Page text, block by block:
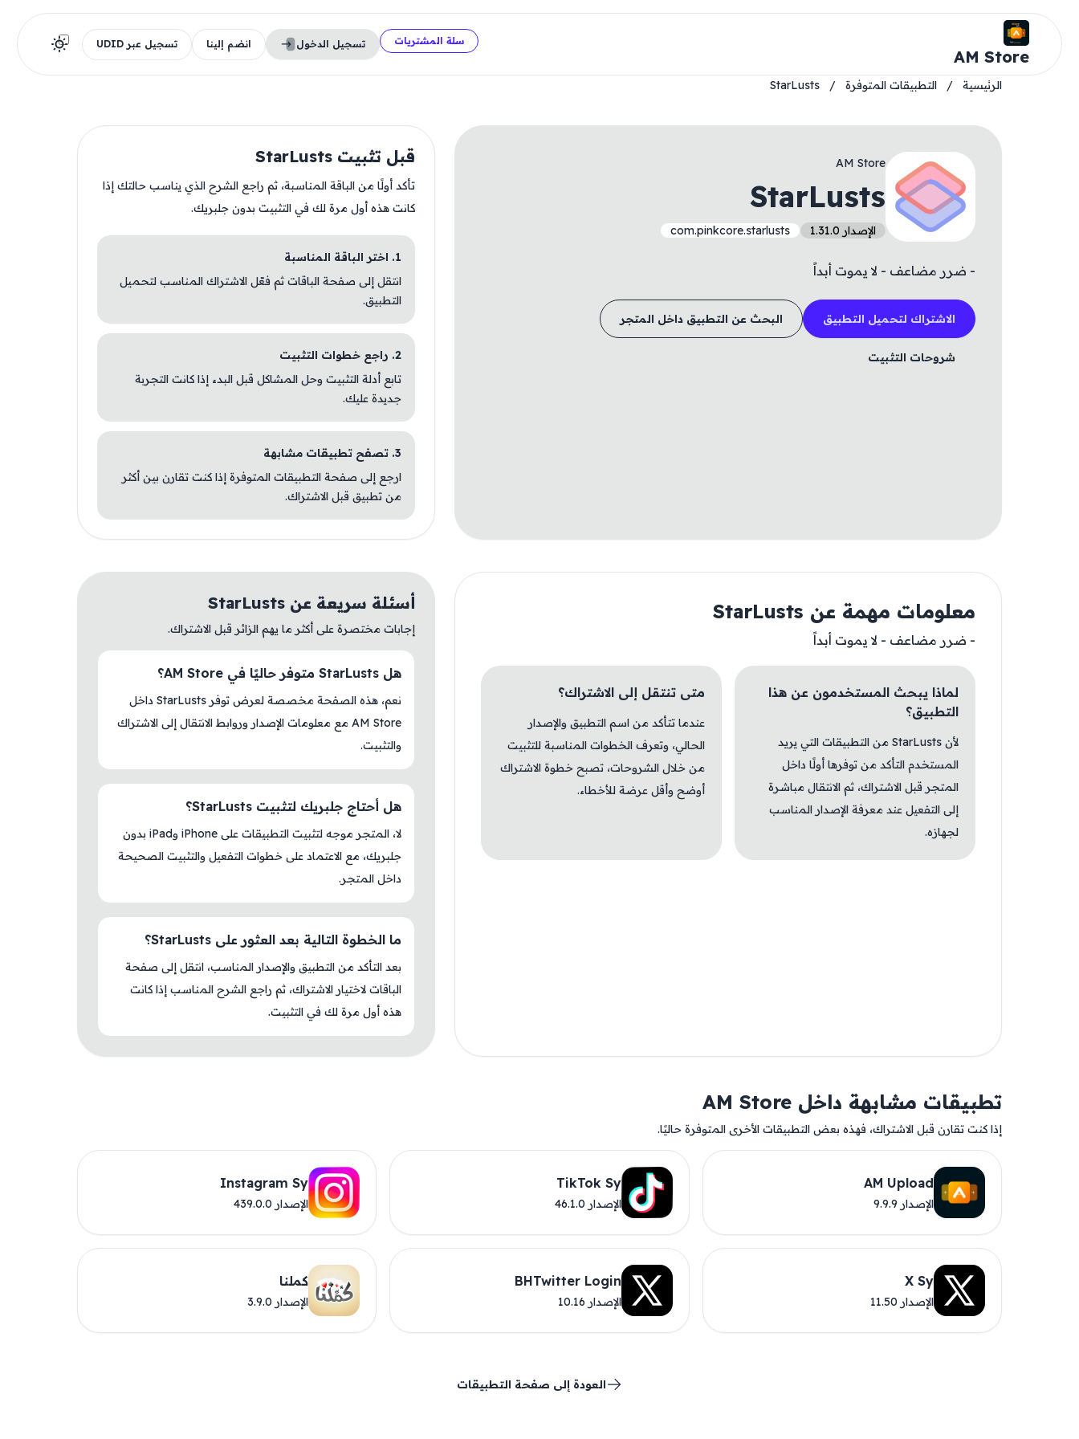
AM Store
سلة المشتريات تسجيل الدخول انضم إلينا تسجيل عبر UDID
الرئيسية / التطبيقات المتوفرة /
StarLusts
AM Store
StarLusts
الإصدار 1.31.0 com.pinkcore.starlusts
- ضرر مضاعف - لا يموت أبداً
الاشتراك لتحميل التطبيق البحث عن التطبيق داخل المتجر
شروحات التثبيت
قبل تثبيت StarLusts
تأكد أولًا من الباقة المناسبة، ثم راجع الشرح الذي يناسب حالتك إذا
كانت هذه أول مرة لك في التثبيت بدون جلبريك.
1. اختر الباقة المناسبة
انتقل إلى صفحة الباقات ثم فعّل الاشتراك المناسب لتحميل
التطبيق.
2. راجع خطوات التثبيت
تابع أدلة التثبيت وحل المشاكل قبل البدء إذا كانت التجربة
جديدة عليك.
3. تصفح تطبيقات مشابهة
ارجع إلى صفحة التطبيقات المتوفرة إذا كنت تقارن بين أكثر
من تطبيق قبل الاشتراك.
معلومات مهمة عن StarLusts
- ضرر مضاعف - لا يموت أبداً
لماذا يبحث المستخدمون عن هذا
التطبيق؟
لأن StarLusts من التطبيقات التي يريد
المستخدم التأكد من توفرها أولًا داخل
المتجر قبل الاشتراك، ثم الانتقال مباشرة
إلى التفعيل عند معرفة الإصدار المناسب
لجهازه.
متى تنتقل إلى الاشتراك؟
عندما تتأكد من اسم التطبيق والإصدار
الحالي، وتعرف الخطوات المناسبة للتثبيت
من خلال الشروحات، تصبح خطوة الاشتراك
أوضح وأقل عرضة للأخطاء.
أسئلة سريعة عن StarLusts
إجابات مختصرة على أكثر ما يهم الزائر قبل الاشتراك.
هل StarLusts متوفر حاليًا في AM Store؟
نعم، هذه الصفحة مخصصة لعرض توفر StarLusts داخل
AM Store مع معلومات الإصدار وروابط الانتقال إلى الاشتراك
والتثبيت.
هل أحتاج جلبريك لتثبيت StarLusts؟
لا، المتجر موجه لتثبيت التطبيقات على iPhone وiPad بدون
جلبريك، مع الاعتماد على خطوات التفعيل والتثبيت الصحيحة
داخل المتجر.
ما الخطوة التالية بعد العثور على StarLusts؟
بعد التأكد من التطبيق والإصدار المناسب، انتقل إلى صفحة
الباقات لاختيار الاشتراك، ثم راجع الشرح المناسب إذا كانت
هذه أول مرة لك في التثبيت.
تطبيقات مشابهة داخل AM Store
إذا كنت تقارن قبل الاشتراك، فهذه بعض التطبيقات الأخرى المتوفرة حاليًا.
AM Upload
الإصدار 9.9.9
TikTok Sy
الإصدار 46.1.0
Instagram Sy
الإصدار 439.0.0
X Sy
الإصدار 11.50
BHTwitter Login
الإصدار 10.16
كملنا
الإصدار 3.9.0
العودة إلى صفحة التطبيقات